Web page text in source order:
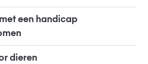
een handicap
dieren